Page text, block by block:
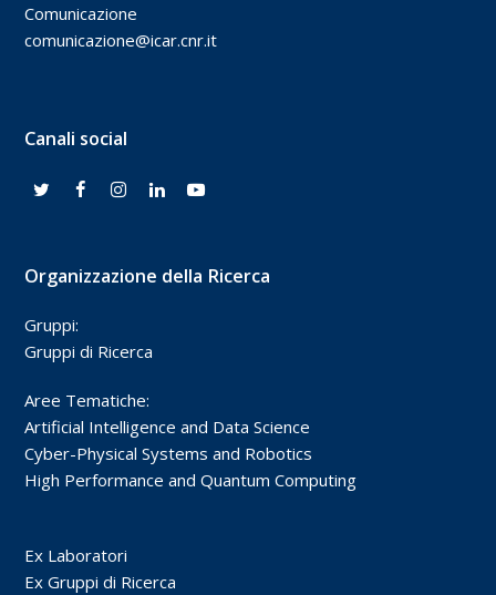
Comunicazione
comunicazione@icar.cnr.it
Canali social
Organizzazione della Ricerca
Gruppi:
Gruppi di Ricerca
Aree Tematiche:
Artificial Intelligence and Data Science
Cyber-Physical Systems and Robotics
High Performance and Quantum Computing
Ex Laboratori
Ex Gruppi di Ricerca